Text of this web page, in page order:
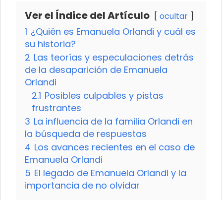
Ver el Índice del Artículo ocultar
1 ¿Quién es Emanuela Orlandi y cuál es
su historia?
2 Las teorías y especulaciones detrás
de la desaparición de Emanuela
Orlandi
2.1 Posibles culpables y pistas
frustrantes
3 La influencia de la familia Orlandi en
la búsqueda de respuestas
4 Los avances recientes en el caso de
Emanuela Orlandi
5 El legado de Emanuela Orlandi y la
importancia de no olvidar